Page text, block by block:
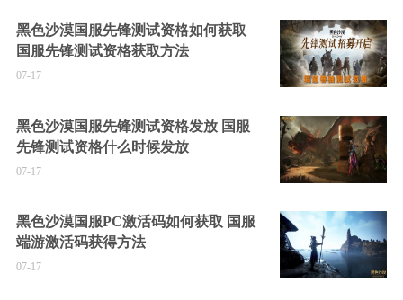
黑色沙漠国服先锋测试资格如何获取
国服先锋测试资格获取方法
07-17
黑色沙漠国服先锋测试资格发放 国服
先锋测试资格什么时候发放
07-17
黑色沙漠国服PC激活码如何获取 国服
端游激活码获得方法
07-17